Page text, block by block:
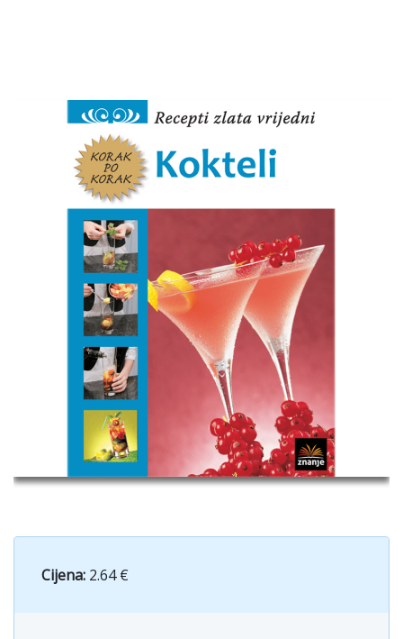
Cijena: 2.64 €